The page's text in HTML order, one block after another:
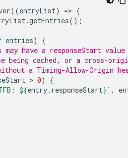
((entryList) => {
.getEntries();
entries)
{
may have a responseStart
being cached, or a cross-
a Timing-Allow-Origin
> 0)
{
${entry. responseStart} ` ,